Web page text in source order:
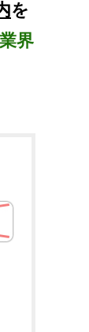
を
業界